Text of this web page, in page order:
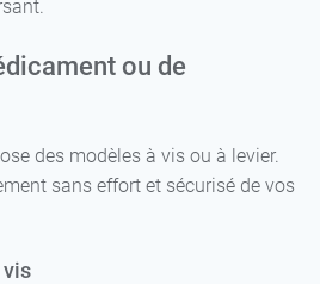
ou de
des modèles à vis ou à levier.
sans effort et sécurisé de vos
vis